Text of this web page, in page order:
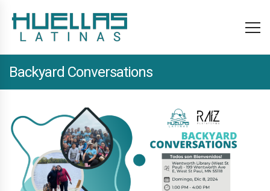
Backyard Conversations